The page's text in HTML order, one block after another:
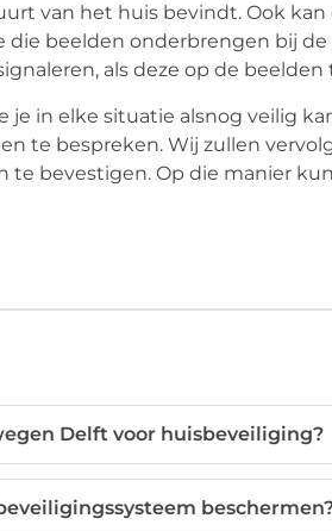
van het huis bevindt. Ook kan
beelden onderbrengen bij de
als deze op de beelden
in elke situatie alsnog veilig
te bespreken. Wij zullen
bevestigen. Op die manier
Delft voor huisbeveiliging?